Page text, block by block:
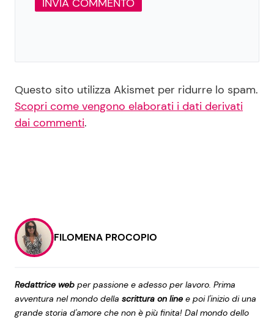
Questo sito utilizza Akismet per ridurre lo spam.
Scopri come vengono elaborati i dati derivati
dai commenti.
FILOMENA PROCOPIO
Redattrice web per passione e adesso per lavoro. Prima
avventura nel mondo della scrittura on line e poi l'inizio di una
grande storia d'amore che non è più finita! Dal mondo dello